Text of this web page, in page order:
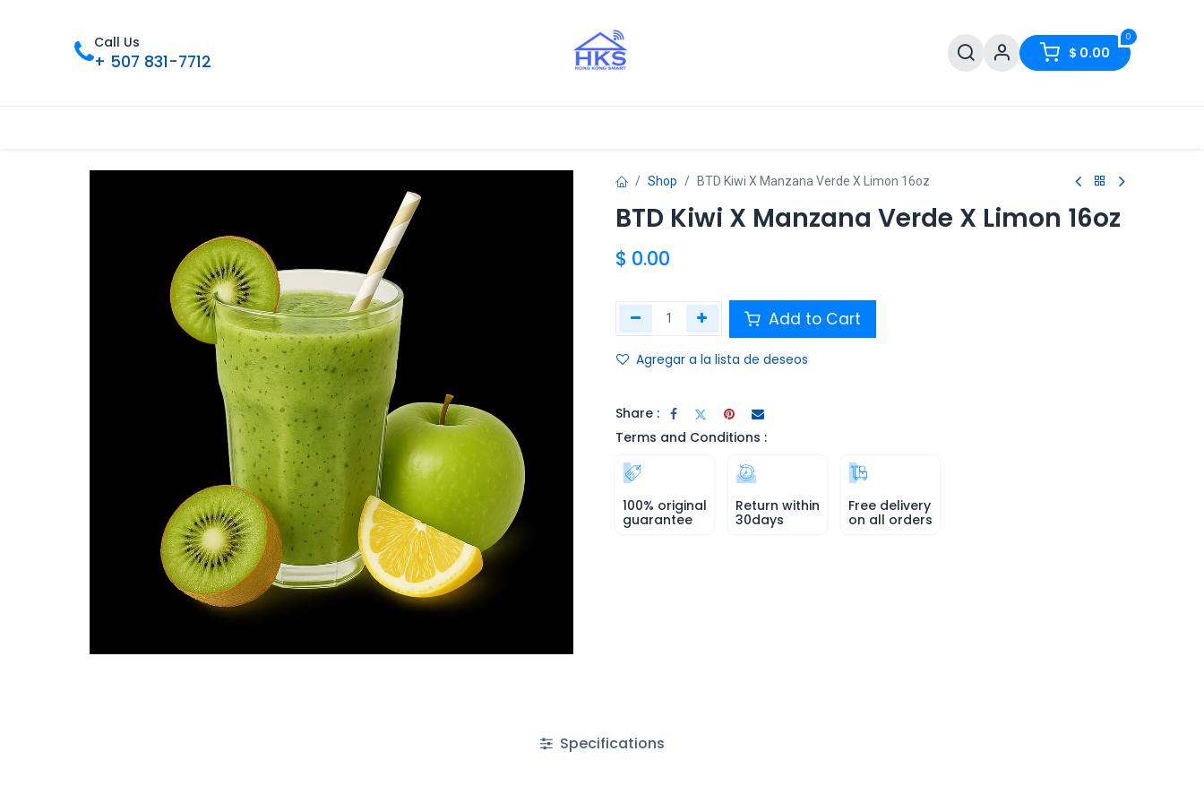
Call Us
+ 507 831-7712
0
$ 0.00
Shop BTD Kiwi X Manzana Verde X Limon 16oz
BTD Kiwi X Manzana Verde X Limon 16oz
$ 0.00
Add to Cart
Agregar a la lista de deseos
Share :
Terms and Conditions :
100% original
guarantee
Return within
30days
Free delivery
on all orders
Specifications